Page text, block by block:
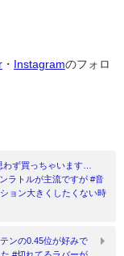
・ Instagramのフォロ
ず買っちゃいます…
ラトルが主流ですが #音
ョン大きくしたくない時
ンの0.45位が好みで